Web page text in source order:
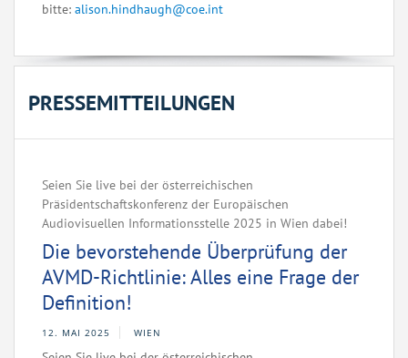
bitte: alison.hindhaugh@coe.int
PRESSEMITTEILUNGEN
Seien Sie live bei der österreichischen
Präsidentschaftskonferenz der Europäischen
Audiovisuellen Informationsstelle 2025 in Wien dabei!
Die bevorstehende Überprüfung der
AVMD-Richtlinie: Alles eine Frage der
Definition!
12. MAI 2025 WIEN